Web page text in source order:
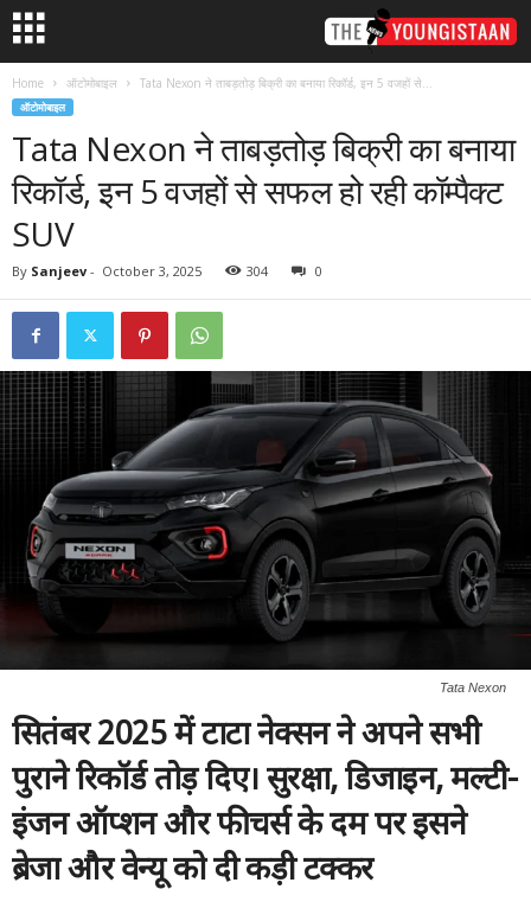
Home ऑटोमोबाइल Tata Nexon ने ताबड़तोड़ बिक्री का बनाया रिकॉर्ड, इन 5 वजहों से...
ऑटोमोबाइल
Tata Nexon ने ताबड़तोड़ बिक्री का बनाया
रिकॉर्ड, इन 5 वजहों से सफल हो रही कॉम्पैक्ट
SUV
By Sanjeev - October 3, 2025 304 0
Tata Nexon
सितंबर2025में टाटा नेक्सन ने अपने सभी
पुराने रिकॉर्ड तोड़ दिए। सुरक्षा,डिजाइन,मल्टी-
इंजन ऑप्शन और फीचर्स के दम पर इसने
ब्रेजा और वेन्यू को दी कड़ी टक्कर